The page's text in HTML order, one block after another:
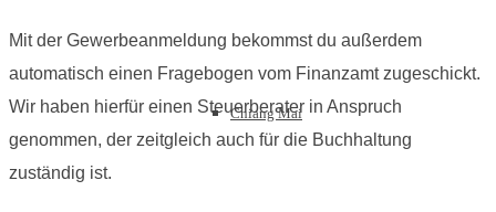
Chiang Mai
Mit der Gewerbeanmeldung bekommst du außerdem
automatisch einen Fragebogen vom Finanzamt zugeschickt.
Wir haben hierfür einen Steuerberater in Anspruch
genommen, der zeitgleich auch für die Buchhaltung
zuständig ist.